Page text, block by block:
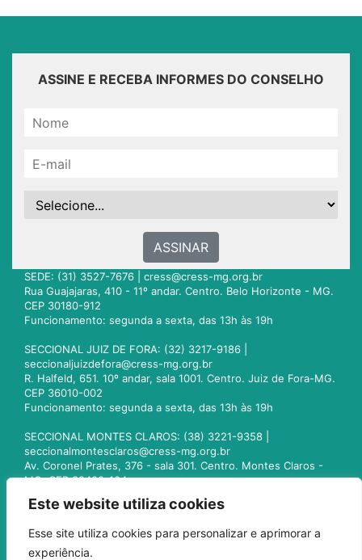
Este website utiliza cookies
Esse site utiliza cookies para personalizar e aprimorar a
experiência.
ASSINE E RECEBA INFORMES DO CONSELHO
ASSINAR
SEDE: (31) 3527-7676 | cress@cress-mg.org.br
Rua Guajajaras, 410 - 11º andar. Centro. Belo Horizonte - MG.
CEP 30180-912
Funcionamento: segunda a sexta, das 13h às 19h
SECCIONAL JUIZ DE FORA: (32) 3217-9186 |
seccionaljuizdefora@cress-mg.org.br
R. Halfeld, 651. 10º andar, sala 1001. Centro. Juiz de Fora-MG.
CEP 36010-002
Funcionamento: segunda a sexta, das 13h às 19h
SECCIONAL MONTES CLAROS: (38) 3221-9358 |
seccionalmontesclaros@cress-mg.org.br
Av. Coronel Prates, 376 - sala 301. Centro. Montes Claros -
MG. CEP 39400-104
seccionaluberlandia@cress-mg.org.br
Av. Afonso Pena, 547 - sala 101. Uberlândia - MG. CEP